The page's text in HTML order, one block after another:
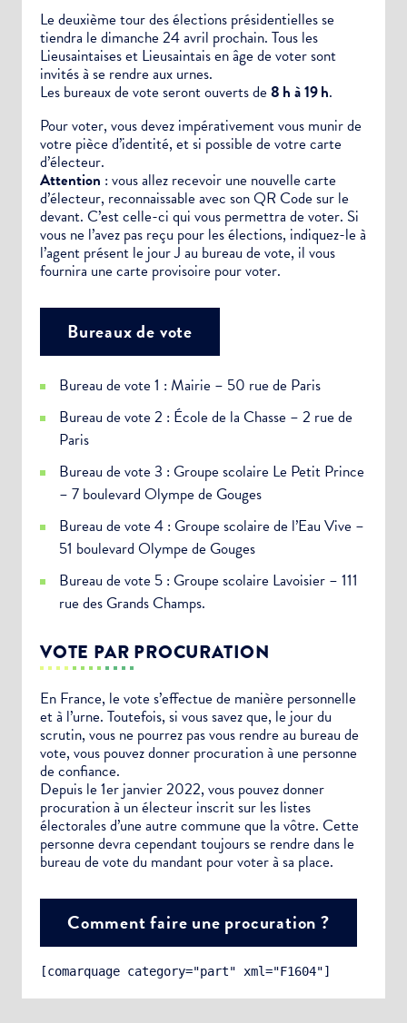
Le deuxième tour des élections présidentielles se
tiendra le dimanche 24 avril prochain. Tous les
Lieusaintaises et Lieusaintais en âge de voter sont
invités à se rendre aux urnes.
Les bureaux de vote seront ouverts de 8 h à 19 h.
Pour voter, vous devez impérativement vous munir de
votre pièce d’identité, et si possible de votre carte
d’électeur.
Attention : vous allez recevoir une nouvelle carte
d’électeur, reconnaissable avec son QR Code sur le
devant. C’est celle-ci qui vous permettra de voter. Si
vous ne l’avez pas reçu pour les élections, indiquez-le à
l’agent présent le jour J au bureau de vote, il vous
fournira une carte provisoire pour voter.
Bureaux de vote
Bureau de vote 1 : Mairie – 50 rue de Paris
Bureau de vote 2 : École de la Chasse – 2 rue de
Paris
Bureau de vote 3 : Groupe scolaire Le Petit Prince
– 7 boulevard Olympe de Gouges
Bureau de vote 4 : Groupe scolaire de l’Eau Vive –
51 boulevard Olympe de Gouges
Bureau de vote 5 : Groupe scolaire Lavoisier – 111
rue des Grands Champs.
VOTE PAR PROCURATION
En France, le vote s’effectue de manière personnelle
et à l’urne. Toutefois, si vous savez que, le jour du
scrutin, vous ne pourrez pas vous rendre au bureau de
vote, vous pouvez donner procuration à une personne
de confiance.
Depuis le 1er janvier 2022, vous pouvez donner
procuration à un électeur inscrit sur les listes
électorales d’une autre commune que la vôtre. Cette
personne devra cependant toujours se rendre dans le
bureau de vote du mandant pour voter à sa place.
Comment faire une procuration ?
[comarquage category="part" xml="F1604"]